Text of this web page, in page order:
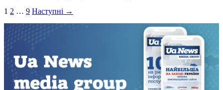
Пагінація
записів
1 2 … 9 Наступні →